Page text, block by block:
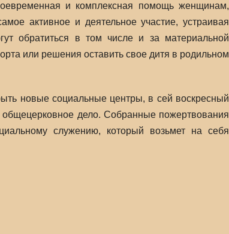
и комплексная помощь женщинам,
активное и деятельное участие, устраивая
обратиться в том числе и за материальной
или решения оставить свое дитя в родильном
новые социальные центры, в сей воскресный
общецерковное дело. Собранные пожертвования
служению, который возьмет на себя